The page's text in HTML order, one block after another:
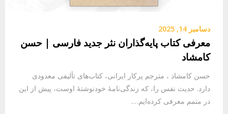
دسامبر 14, 2025
معرفی کتاب پایه‌گذاران نثر جدید فارسی |‌ حسن
کامشاد
حسن کامشاد ، مترجم پرکار ایرانی، کتاب‌های تألیفی معدودی
دارد. حدیث نفس را، که زندگی‌نامهٔ خودنوشتهٔ اوست، پیش از این
در متمم معرفی کرده‌ایم….